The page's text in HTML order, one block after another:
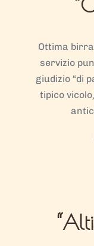
Ottima
servizio
giudizio “di
tipico